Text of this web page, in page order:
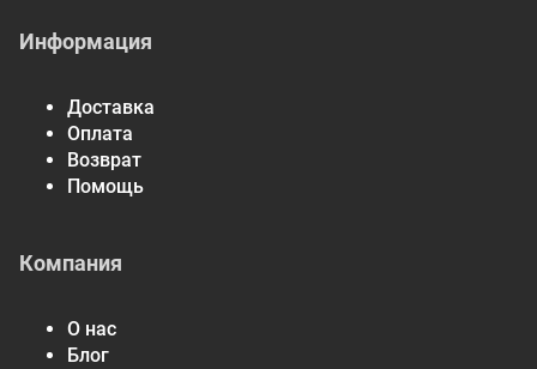
Информация
Доставка
Оплата
Возврат
Помощь
Компания
О нас
Блог